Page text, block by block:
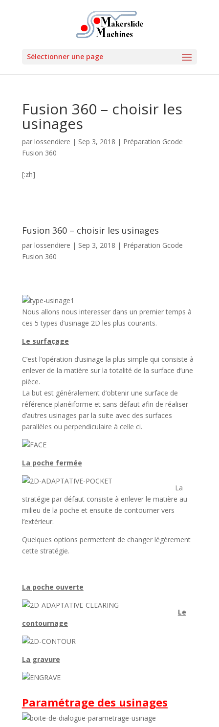
Sélectionner une page
Fusion 360 – choisir les
usinages
par lossendiere | Sep 3, 2018 | Préparation Gcode
Fusion 360
[:zh]
Fusion 360 – choisir les usinages
par lossendiere | Sep 3, 2018 | Préparation Gcode
Fusion 360
Nous allons nous interesser dans un premier temps à
ces 5 types d’usinage 2D les plus courants.
Le surfaçage
C’est l’opération d’usinage la plus simple qui consiste à
enlever de la matière sur la totalité de la surface d’une
pièce.
La but est généralement d’obtenir une surface de
référence planéiforme et sans défaut afin de réaliser
d’autres usinages par la suite avec des surfaces
parallèles ou perpendiculaire à celle ci.
La poche fermée
La
stratégie par défaut consiste à enlever le matière au
milieu de la poche et ensuite de contourner vers
l’extérieur.
Quelques options permettent de changer légèrement
cette stratégie.
La poche ouverte
Le
contournage
La gravure
Paramétrage des usinages